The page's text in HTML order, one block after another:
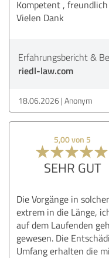
Kompetent ,
Vielen Dank
Erfahrungsbericht &
riedl-law.com
18.06.2026 Anonym
5,00 von 5
SEHR GUT
Die Vorgänge in
extrem in die Länge,
auf dem Laufenden
gewesen. Die
Umfang erhalten die